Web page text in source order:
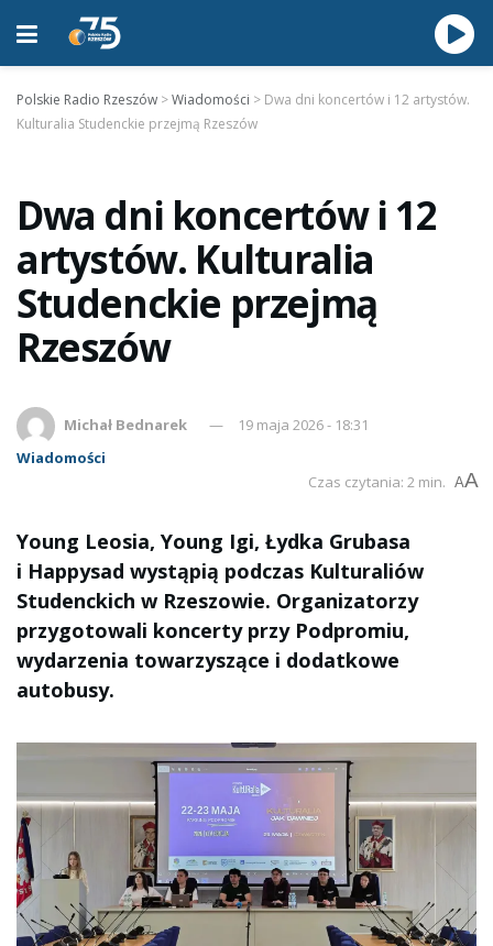
Polskie Radio Rzeszów >Wiadomości > Dwa dni koncertów i 12 artystów.
Kulturalia Studenckie przejmą Rzeszów
Dwa dni koncertów i 12
artystów. Kulturalia
Studenckie przejmą
Rzeszów
Michał Bednarek
19 maja 2026 - 18:31
Wiadomości
Czas czytania: 2 min. AA
Young Leosia, Young Igi, Łydka Grubasa
i Happysad wystąpią podczas Kulturaliów
Studenckich w Rzeszowie. Organizatorzy
przygotowali koncerty przy Podpromiu,
wydarzenia towarzyszące i dodatkowe
autobusy.